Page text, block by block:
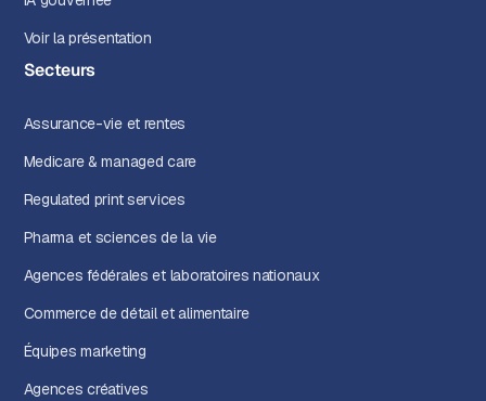
Voir la présentation
Secteurs
Assurance-vie et rentes
Medicare & managed care
Regulated print services
Pharma et sciences de la vie
Agences fédérales et laboratoires nationaux
Commerce de détail et alimentaire
Équipes marketing
Agences créatives